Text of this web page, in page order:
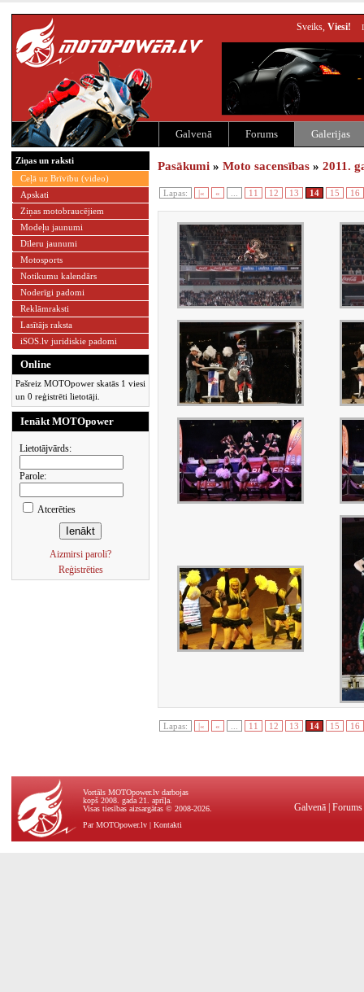
Sveiks, Viesi!
Galvenā Forums Galerijas
Ziņas un raksti
Ceļā uz Brīvību (video)
Apskati
Ziņas motobraucējiem
Modeļu jaunumi
Dīleru jaunumi
Motosports
Notikumu kalendārs
Noderīgi padomi
Reklāmraksti
Lasītājs raksta
iSOS.lv juridiskie padomi
Online
Pašreiz MOTOpower skatās 1 viesi
un 0 reģistrēti lietotāji.
Ienākt MOTOpower
Lietotājvārds:
Parole:
Atcerēties
Aizmirsi paroli?
Reģistrēties
Pasākumi » Moto sacensības » 2011.
Lapas: |« « 11 12 13 14 15 16
Lapas: |« « 11 12 13 14 15 16
Vortāls MOTOpower.lv darbojas
kopš 2008. gada 21. aprīļa.
Visas tiesības aizsargātas © 2008-2026.
Par MOTOpower.lv | Kontakti
Galvenā Forums